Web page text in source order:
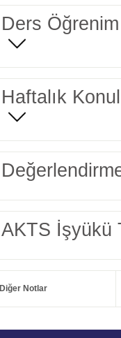
Ders Öğrenim
Haftalık
AKTS İşyükü
Diğer Notlar